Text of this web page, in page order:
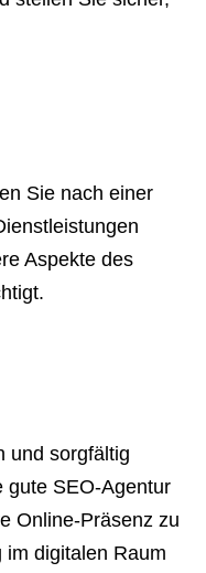
Sie nach einer
Aspekte des
und sorgfältig
gute SEO-Agentur
Online-Präsenz zu
digitalen Raum